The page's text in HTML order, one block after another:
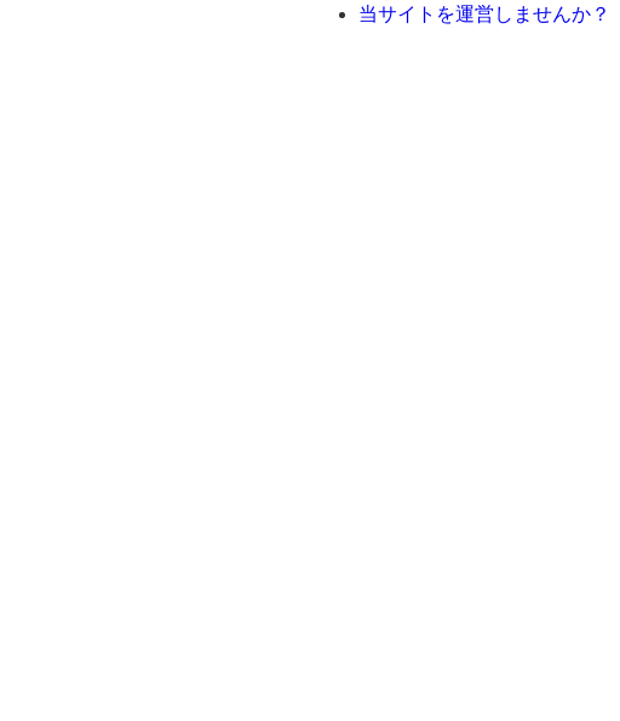
当サイトを運営しませんか？